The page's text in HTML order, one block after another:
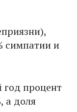
симпатии и
год процент
а доля